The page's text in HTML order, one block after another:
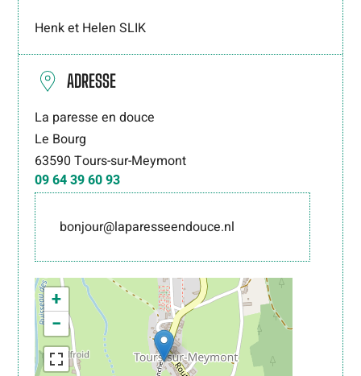
Henk et Helen SLIK
ADRESSE
La paresse en douce
Le Bourg
63590 Tours-sur-Meymont
09 64 39 60 93
bonjour@laparesseendouce.nl
+
−